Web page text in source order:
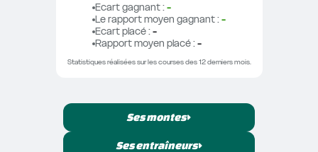
Ecart gagnant : -
Le rapport moyen gagnant : -
Ecart placé : -
Rapport moyen placé : -
Statistiques réalisées sur les courses des 12 derniers mois.
Ses montes
Ses entraîneurs